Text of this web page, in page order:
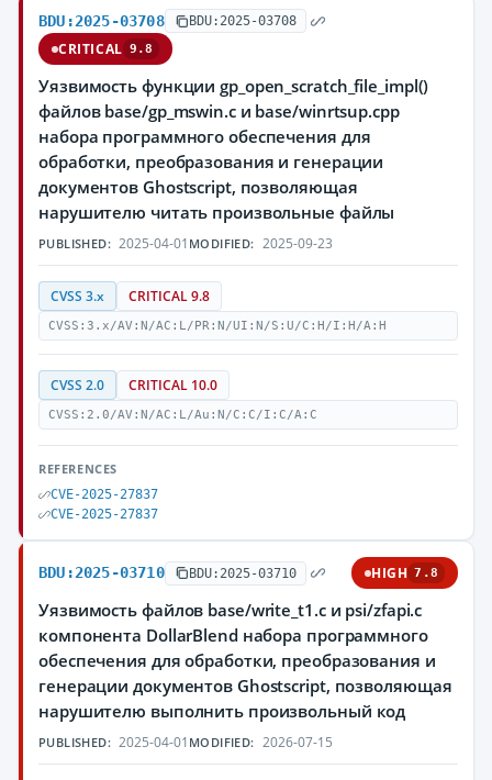
BDU:2025-03708 BDU:2025-03708
CRITICAL 9.8
Уязвимость функции gp_open_scratch_file_impl()
файлов base/gp_mswin.c и base/winrtsup.cpp
набора программного обеспечения для
обработки, преобразования и генерации
документов Ghostscript, позволяющая
нарушителю читать произвольные файлы
PUBLISHED: 2025-04-01 MODIFIED: 2025-09-23
CVSS 3.x CRITICAL 9.8
CVSS:3.x/AV:N/AC:L/PR:N/UI:N/S:U/C:H/I:H/A:H
CVSS 2.0 CRITICAL 10.0
CVSS:2.0/AV:N/AC:L/Au:N/C:C/I:C/A:C
REFERENCES
CVE-2025-27837
CVE-2025-27837
BDU:2025-03710 BDU:2025-03710 HIGH 7.8
Уязвимость файлов base/write_t1.c и psi/zfapi.c
компонента DollarBlend набора программного
обеспечения для обработки, преобразования и
генерации документов Ghostscript, позволяющая
нарушителю выполнить произвольный код
PUBLISHED: 2025-04-01 MODIFIED: 2026-07-15